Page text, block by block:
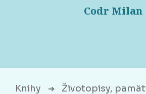
Codr Milan
Knihy ➔ Životopisy,